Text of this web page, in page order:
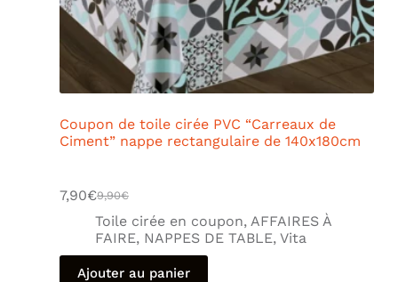
Coupon de toile cirée PVC “Carreaux de
Ciment” nappe rectangulaire de 140x180cm
9,90€
7,90€
Toile cirée en coupon, AFFAIRES À
FAIRE, NAPPES DE TABLE, Vita
Ajouter au panier